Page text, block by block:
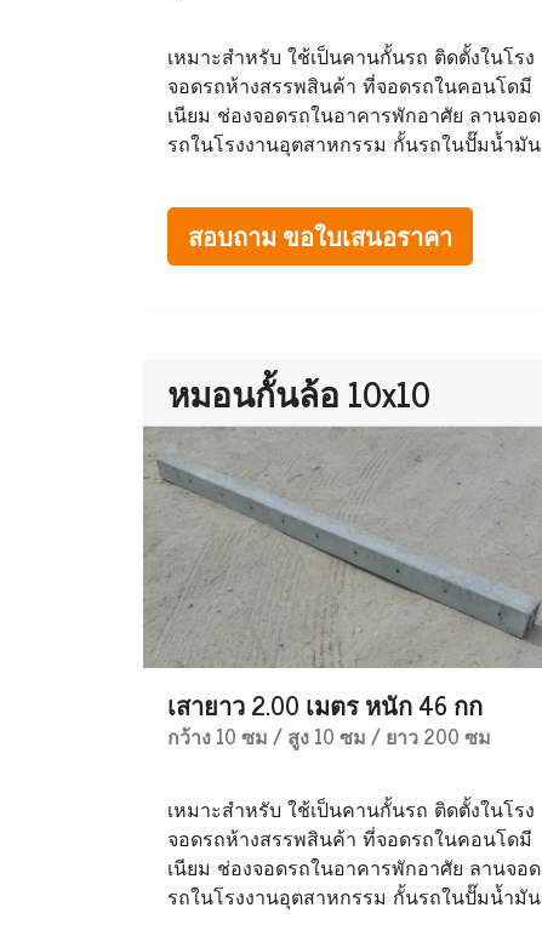
เหมาะสำหรับ ใช้เป็นคานกั้นรถ ติดตั้งในโรง
จอดรถห้างสรรพสินค้า ที่จอดรถในคอนโดมี
เนียม ช่องจอดรถในอาคารพักอาศัย ลานจอด
รถในโรงงานอุตสาหกรรม กั้นรถในปั๊มน้ำมัน
สอบถาม ขอใบเสนอราคา
หมอนกั้นล้อ 10x10
เสายาว 2.00 เมตร หนัก 46 กก
กว้าง 10 ซม / สูง 10 ซม / ยาว 200 ซม
เหมาะสำหรับ ใช้เป็นคานกั้นรถ ติดตั้งในโรง
จอดรถห้างสรรพสินค้า ที่จอดรถในคอนโดมี
เนียม ช่องจอดรถในอาคารพักอาศัย ลานจอด
รถในโรงงานอุตสาหกรรม กั้นรถในปั๊มน้ำมัน